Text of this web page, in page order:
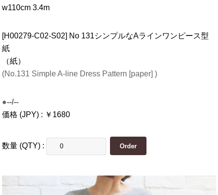
w110cm 3.4m
[H00279-C02-S02] No 131シンプルなAラインワンピース型
紙
（紙）
(No.131 Simple A-line Dress Pattern [paper] )
●--/--
価格 (JPY) : ￥1680
数量 (QTY) :